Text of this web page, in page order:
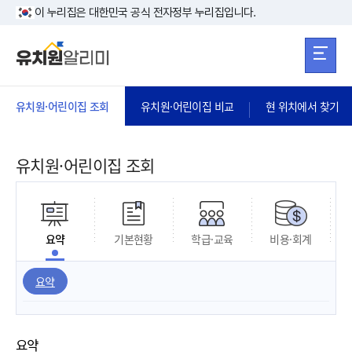
본문 바로가기
이 누리집은 대한민국 공식 전자정부 누리집입니다.
유치원·어린이집 조회 유치원·어린이집 비교 현 위치에서 찾기
유치원·어린이집 조회
요약 기본현황 학급·교육 비용·회계
요약
요약